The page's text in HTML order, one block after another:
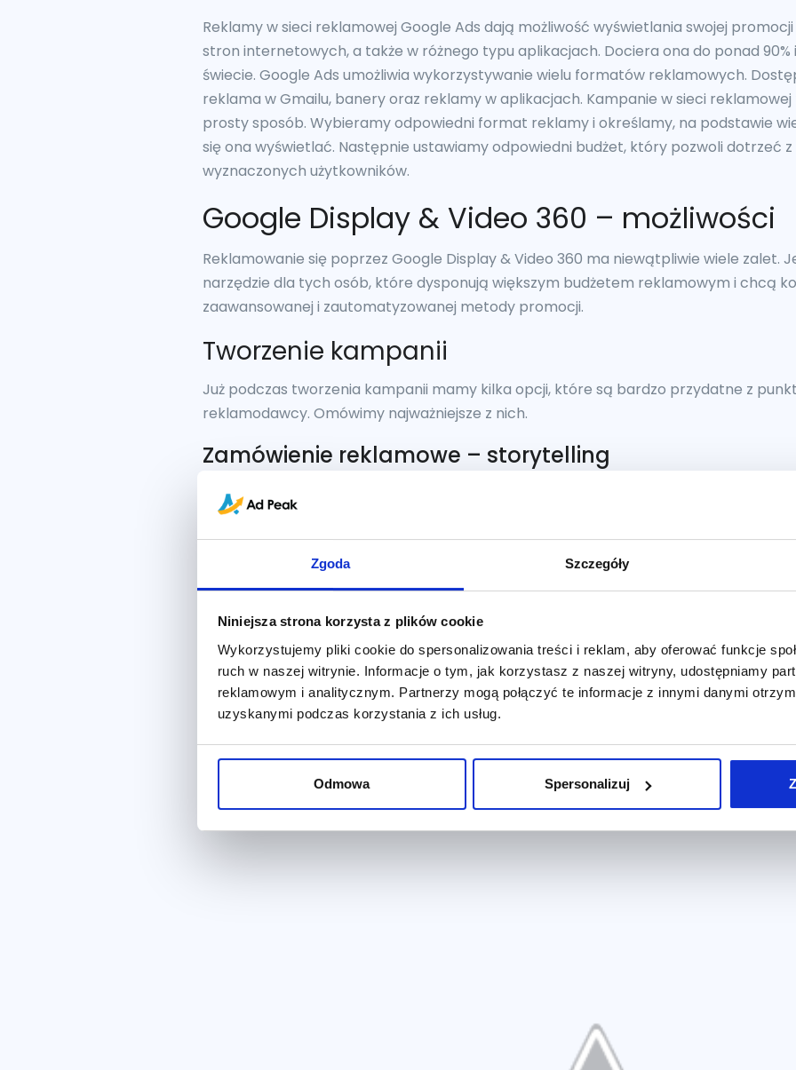
Zgoda Szczegóły
Niniejsza strona korzysta z plików cookie
Wykorzystujemy pliki cookie do spersonalizowania treści i reklam, aby oferować funkcje
ruch w naszej witrynie. Informacje o tym, jak korzystasz z naszej witryny, udostępniamy
reklamowym i analitycznym. Partnerzy mogą połączyć te informacje z innymi danymi
uzyskanymi podczas korzystania z ich usług.
Odmowa Spersonalizuj
Reklamy w sieci reklamowej Google Ads dają możliwość wyświetlania swojej
stron internetowych, a także w różnego typu aplikacjach. Dociera ona do ponad
świecie. Google Ads umożliwia wykorzystywanie wielu formatów reklamowych.
reklama w Gmailu, banery oraz reklamy w aplikacjach. Kampanie w sieci
prosty sposób. Wybieramy odpowiedni format reklamy i określamy, na podstawie
się ona wyświetlać. Następnie ustawiamy odpowiedni budżet, który pozwoli dotrzeć
wyznaczonych użytkowników.
Google Display & Video 360 – możliwości
Reklamowanie się poprzez Google Display & Video 360 ma niewątpliwie wiele zalet.
narzędzie dla tych osób, które dysponują większym budżetem reklamowym i chcą
zaawansowanej i zautomatyzowanej metody promocji.
Tworzenie kampanii
Już podczas tworzenia kampanii mamy kilka opcji, które są bardzo przydatne z
reklamodawcy. Omówimy najważniejsze z nich.
Zamówienie reklamowe – storytelling
Tworząc nowe zamówienie reklamowe, mamy możliwość, by wybrać opcję „Story”.
pozwala pokazać odbiorcom materiał reklamowy jako historię. Opowiadanie historii
wyświetlaniu twórczego obrazu jednej osobie, po jednej na raz. Może to być
displayowych kreacji lub też połączenie obu tych form. Zazwyczaj typowa sekwencja
wideo, aby przyciągnąć uwagę odbiorców. Następnie, pokazuje się użytkownikom
zachęcić ich do dokonania określonej czynności, np. zakupu.
Opowiadanie historii za pomocą materiałów reklamowych często prowadzi klientów
Display & Video 360 umożliwia reklamodawcom użycia narracji, by jeszcze bardziej